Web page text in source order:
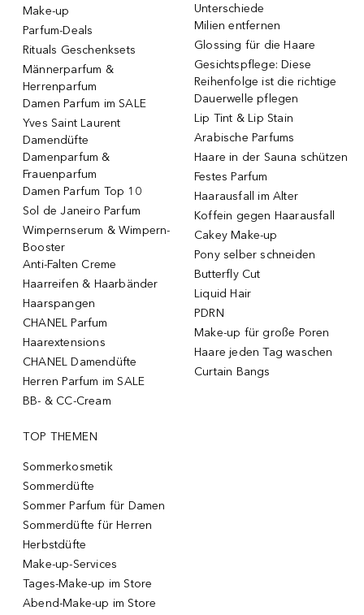
Make-up
Parfum-Deals
Rituals Geschenksets
Männerparfum &
Herrenparfum
Damen Parfum im SALE
Yves Saint Laurent
Damendüfte
Damenparfum &
Frauenparfum
Damen Parfum Top 10
Sol de Janeiro Parfum
Wimpernserum & Wimpern-
Booster
Anti-Falten Creme
Haarreifen & Haarbänder
Haarspangen
CHANEL Parfum
Haarextensions
CHANEL Damendüfte
Herren Parfum im SALE
BB- & CC-Cream
Unterschiede
Milien entfernen
Glossing für die Haare
Gesichtspflege: Diese
Reihenfolge ist die richtige
Dauerwelle pflegen
Lip Tint & Lip Stain
Arabische Parfums
Haare in der Sauna schützen
Festes Parfum
Haarausfall im Alter
Koffein gegen Haarausfall
Cakey Make-up
Pony selber schneiden
Butterfly Cut
Liquid Hair
PDRN
Make-up für große Poren
Haare jeden Tag waschen
Curtain Bangs
TOP THEMEN
Sommerkosmetik
Sommerdüfte
Sommer Parfum für Damen
Sommerdüfte für Herren
Herbstdüfte
Make-up-Services
Tages-Make-up im Store
Abend-Make-up im Store